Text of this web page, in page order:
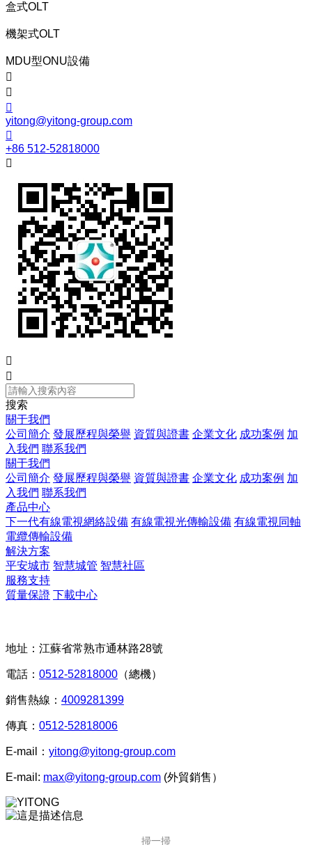
盒式OLT
機架式OLT
MDU型ONU設備



yitong@yitong-group.com

+86 512-52818000



搜索
關于我們
公司簡介 發展歷程與榮譽 資質與證書 企業文化 成功案例 加
入我們 聯系我們
關于我們
公司簡介 發展歷程與榮譽 資質與證書 企業文化 成功案例 加
入我們 聯系我們
產品中心
下一代有線電視網絡設備 有線電視光傳輸設備 有線電視同軸
電纜傳輸設備
解決方案
平安城市 智慧城管 智慧社區
服務支持
質量保證 下載中心
地址：江蘇省常熟市通林路28號
電話： 0512-52818000 （總機）
銷售熱線： 4009281399
傳真： 0512-52818006
E-mail： yitong@yitong-group.com
E-mail: max@yitong-group.com (外貿銷售）
掃一掃